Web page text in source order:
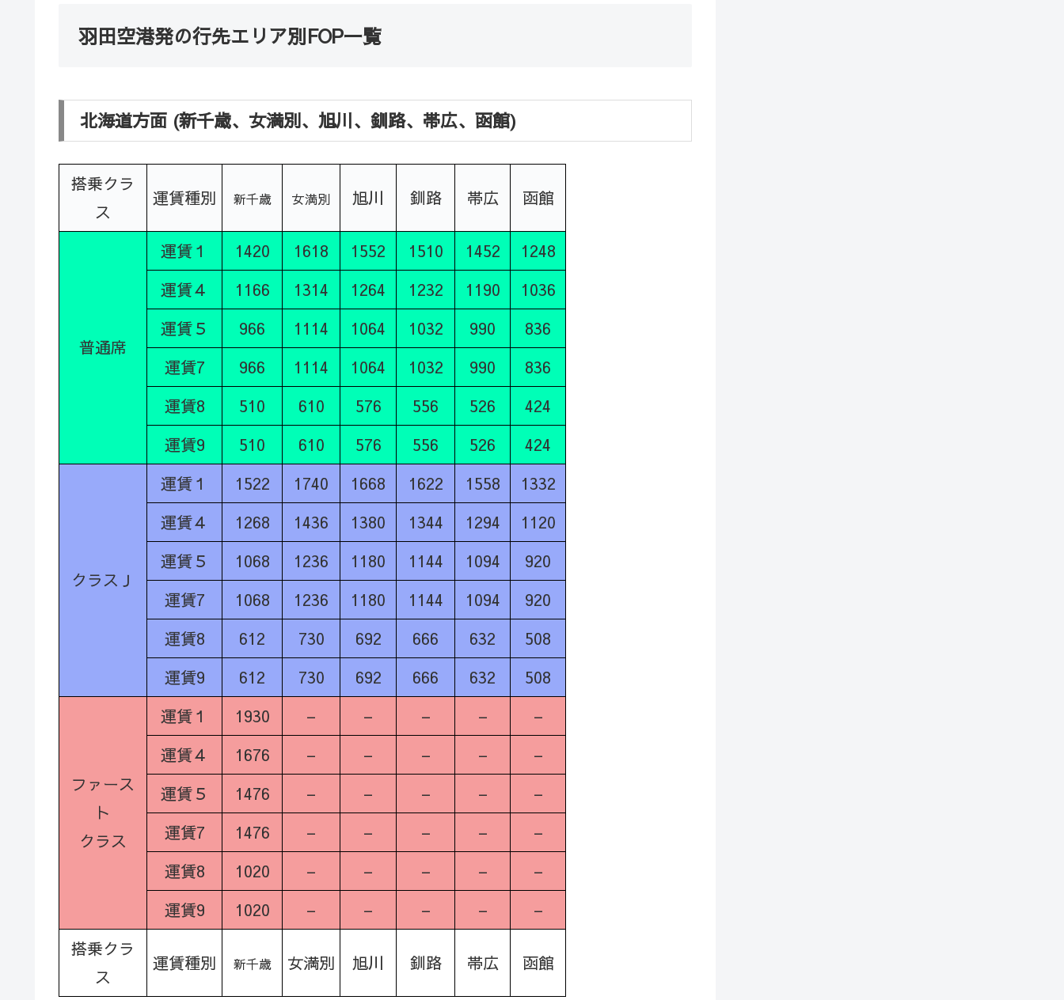
羽田空港発の行先エリア別FOP一覧
北海道方面 (新千歳、女満別、旭川、釧路、帯広、函館)
搭乗クラ
ス
運賃種別 新千歳 女満別 旭川 釧路 帯広 函館
普通席
運賃１ 1420 1618 1552 1510 1452
1248
運賃４
1166 1314 1264 1232 1190
1036
運賃５
966 1114 1064 1032 990
836
運賃7
966 1114 1064 1032 990
836
運賃8
510 610 576 556 526
424
運賃9
510 610 576 556 526 424
クラスＪ
運賃１ 1522 1740 1668 1622 1558
1332
運賃４
1268 1436 1380 1344 1294
1120
運賃５
1068 1236 1180 1144 1094
920
運賃7
1068 1236 1180 1144 1094
920
運賃8
612 730 692 666 632
508
運賃9
612 730 692 666 632 508
ファース
ト
クラス
運賃１ 1930 – – – –
–
運賃４
1676 – – – –
–
運賃５
1476 – – – –
–
運賃7
1476 – – – –
–
運賃8
1020 – – – –
–
運賃9
1020 – – – –
–
搭乗クラ
ス
運賃種別 新千歳 女満別 旭川 釧路 帯広 函館